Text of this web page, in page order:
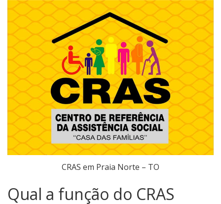
CRAS em Praia Norte – TO
Qual a função do CRAS